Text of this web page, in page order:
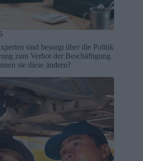
sind besorgt über die Politik
zum Verbot der Beschäftigung
sie diese ändern?